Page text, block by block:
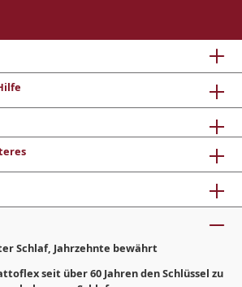
Schlaf, Jahrzehnte bewährt
seit über 60 Jahren den Schlüssel zu